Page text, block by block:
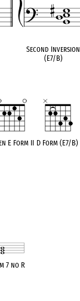
Second Inversion
(E7/B)
E Form II D Form (E7/B)
7 no R